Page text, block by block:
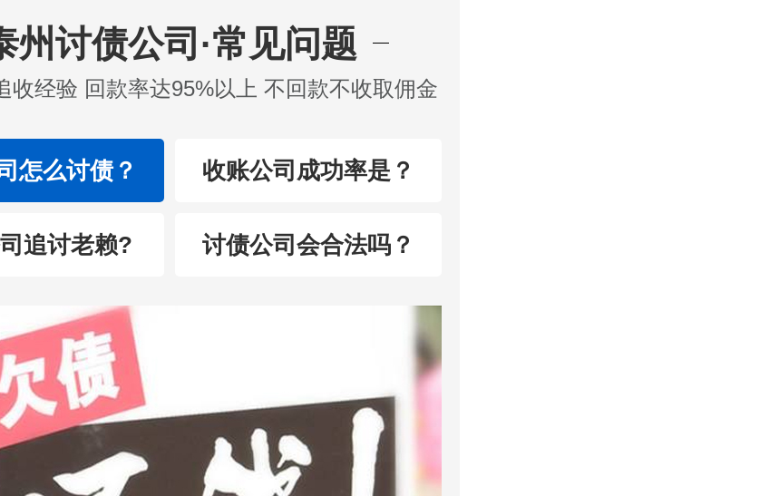
州讨债公司·常见问题
收经验 回款率达95%以上 不回款不收取佣金
怎么讨债？ 收账公司成功率是？
追讨老赖? 讨债公司会合法吗？